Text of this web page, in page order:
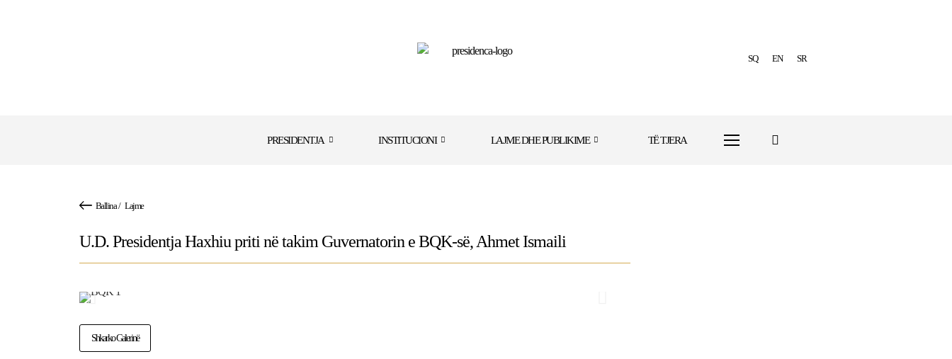
SQ EN SR
PRESIDENTJA INSTITUCIONI LAJME DHE PUBLIKIME TË TJERA
Ballina/ Lajme
U.D. Presidentja Haxhiu priti në takim Guvernatorin e BQK-së, Ahmet Ismaili
Shkarko Galerinë